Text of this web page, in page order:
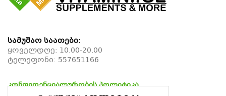
სამუშაო საათები:
ყოველდღე: 10.00-20.00
ტელეფონი: 557651166
კონფიდენციალურობის პოლიტიკა